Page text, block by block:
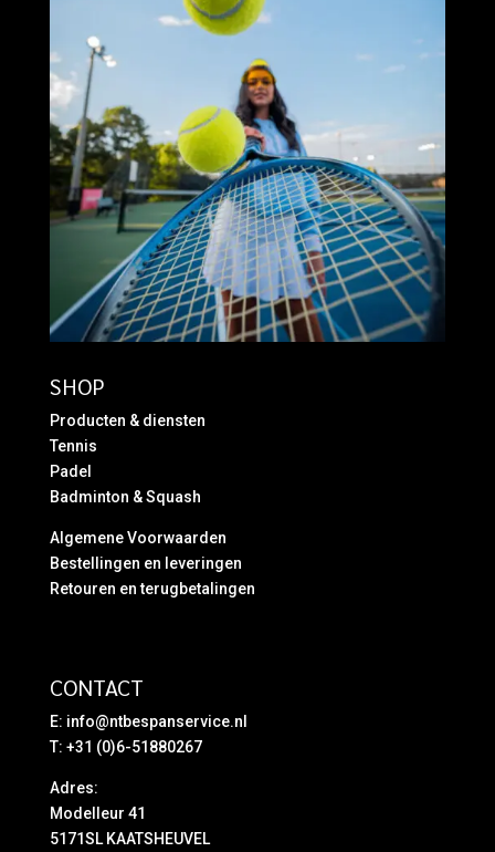
SHOP
Producten & diensten
Tennis
Padel
Badminton & Squash
Algemene Voorwaarden
Bestellingen en leveringen
Retouren en terugbetalingen
CONTACT
E: info@ntbespanservice.nl
T: +31 (0)6-51880267
Adres:
Modelleur 41
5171SL KAATSHEUVEL